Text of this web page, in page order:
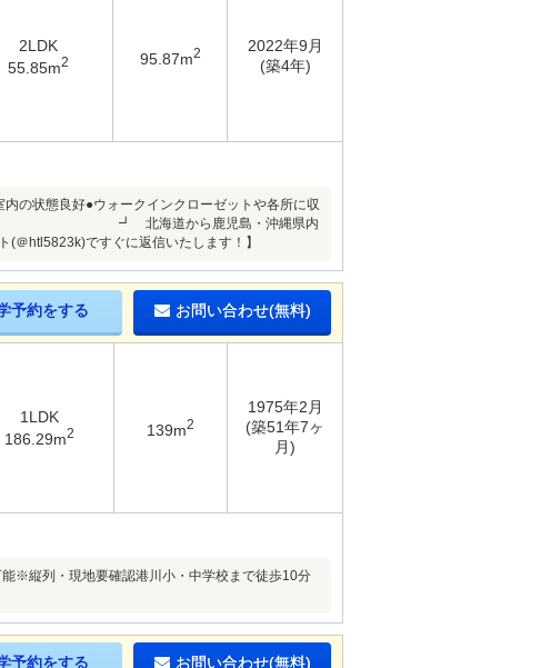
2LDK
55.85m2 95.87m2
2022年9月
(築4年)
の状態良好●ウォークインクローゼットや各所に収
┛ 北海道から鹿児島・沖縄県内
＠htl5823k)ですぐに返信いたします！】
予約をする お問い合わせ(無料)
1LDK
186.29m2 139m2
1975年2月
(築51年7ヶ
月)
※縦列・現地要確認港川小・中学校まで徒歩10分
予約をする お問い合わせ(無料)